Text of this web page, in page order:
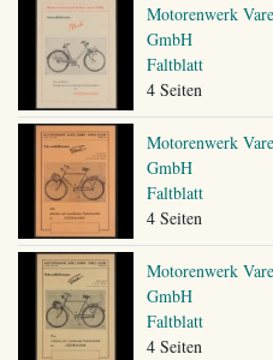
Motorenwerk
GmbH
Faltblatt
4 Seiten
Motorenwerk
GmbH
Faltblatt
4 Seiten
Motorenwerk
GmbH
Faltblatt
4 Seiten